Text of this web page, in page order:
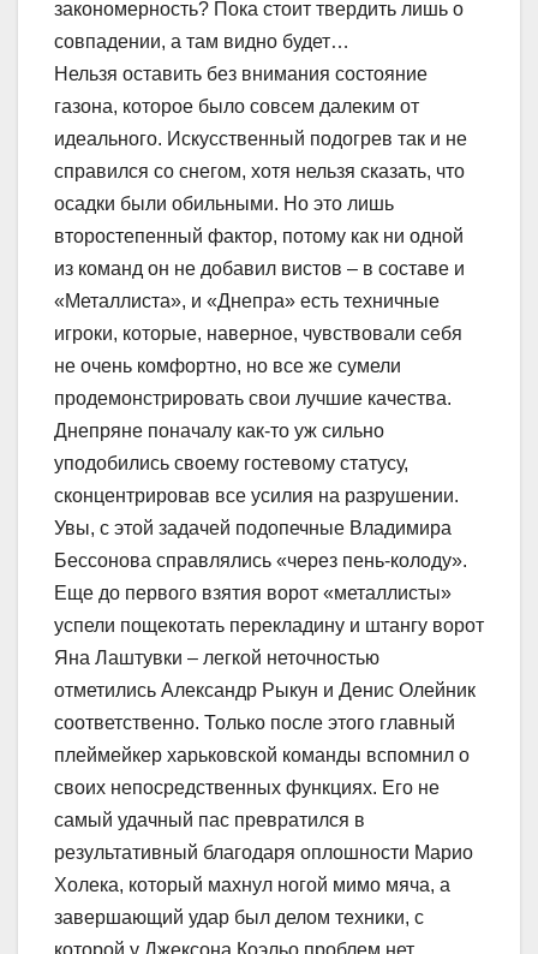
закономерность? Пока стоит твердить лишь о
совпадении, а там видно будет…
Нельзя оставить без внимания состояние
газона, которое было совсем далеким от
идеального. Искусственный подогрев так и не
справился со снегом, хотя нельзя сказать, что
осадки были обильными. Но это лишь
второстепенный фактор, потому как ни одной
из команд он не добавил вистов – в составе и
«Металлиста», и «Днепра» есть техничные
игроки, которые, наверное, чувствовали себя
не очень комфортно, но все же сумели
продемонстрировать свои лучшие качества.
Днепряне поначалу как-то уж сильно
уподобились своему гостевому статусу,
сконцентрировав все усилия на разрушении.
Увы, с этой задачей подопечные Владимира
Бессонова справлялись «через пень-колоду».
Еще до первого взятия ворот «металлисты»
успели пощекотать перекладину и штангу ворот
Яна Лаштувки – легкой неточностью
отметились Александр Рыкун и Денис Олейник
соответственно. Только после этого главный
плеймейкер харьковской команды вспомнил о
своих непосредственных функциях. Его не
самый удачный пас превратился в
результативный благодаря оплошности Марио
Холека, который махнул ногой мимо мяча, а
завершающий удар был делом техники, с